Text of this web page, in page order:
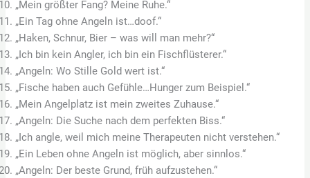
„Mein größter Fang? Meine Ruhe.“
„Ein Tag ohne Angeln ist…doof.“
„Haken, Schnur, Bier – was will man mehr?“
„Ich bin kein Angler, ich bin ein Fischflüsterer.“
„Angeln: Wo Stille Gold wert ist.“
„Fische haben auch Gefühle…Hunger zum Beispiel.“
„Mein Angelplatz ist mein zweites Zuhause.“
„Angeln: Die Suche nach dem perfekten Biss.“
„Ich angle, weil mich meine Therapeuten nicht verstehen.“
„Ein Leben ohne Angeln ist möglich, aber sinnlos.“
„Angeln: Der beste Grund, früh aufzustehen.“